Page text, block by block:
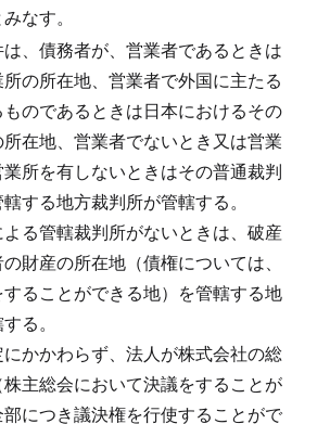
なす。
、債務者が、営業者であるときは
の所在地、営業者で外国に主たる
のであるときは日本におけるその
在地、営業者でないとき又は営業
所を有しないときはその普通裁判
する地方裁判所が管轄する。
る管轄裁判所がないときは、破産
財産の所在地（債権については、
ることができる地）を管轄する地
る。
かかわらず、法人が株式会社の総
主総会において決議をすることが
につき議決権を行使することがで